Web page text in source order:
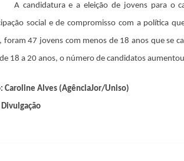
A candidatura e a eleição de jovens para o
social e de compromisso com a política
foram 47 jovens com menos de 18 anos que se
18 a 20 anos, o número de candidatos
Caroline Alves (AgênciaJor/Uniso)
Divulgação